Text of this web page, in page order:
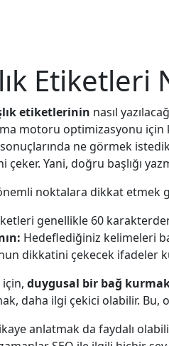
Etiketleri
etiketlerinin nasıl
motoru optimizasyonu
sonuçlarında ne görmek
çeker. Yani, doğru başlığı
noktalara dikkat etmek
genellikle 60
Hedeflediğiniz kelimeleri
dikkatini çekecek ifadeler
duygusal bir bağ
daha ilgi çekici olabilir.
anlatmak da faydalı